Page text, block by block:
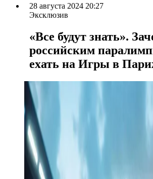
28 августа 2024 20:27
Эксклюзив
«Все будут знать».
российским
ехать на Игры в